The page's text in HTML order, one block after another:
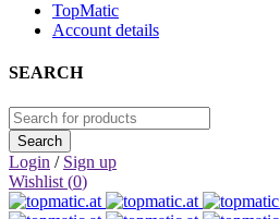
TopMatic
Account details
SEARCH
Login / Sign up
Wishlist (0)